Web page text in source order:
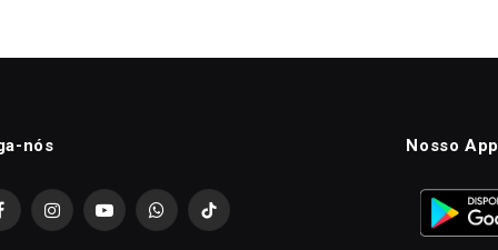
nós
InstagramYouTubeWhatsAppTikTok
Nosso App